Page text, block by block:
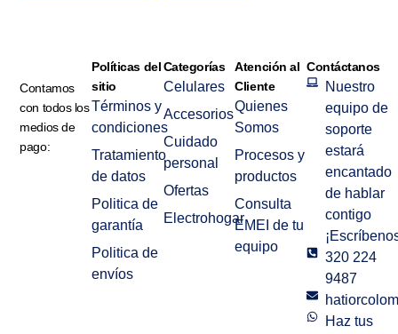
Contamos
con todos los
medios de
pago:
Políticas del
sitio
Términos y
condiciones
Tratamiento
de datos
Politica de
garantía
Politica de
envíos
Categorías
Celulares
Accesorios
Cuidado
personal
Ofertas
Electrohogar
Atención al
Cliente
Quienes
Somos
Procesos y
productos
Consulta
EMEI de tu
equipo
Contáctanos
Nuestro
equipo de
soporte
estará
encantado
de hablar
contigo
320 224
9487
Haz tus